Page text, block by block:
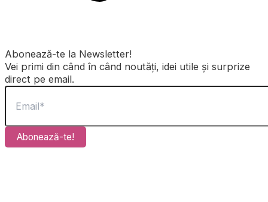
Abonează-te la Newsletter!
Vei primi din când în când noutăți, idei utile și surprize
direct pe email.
Abonează-te!